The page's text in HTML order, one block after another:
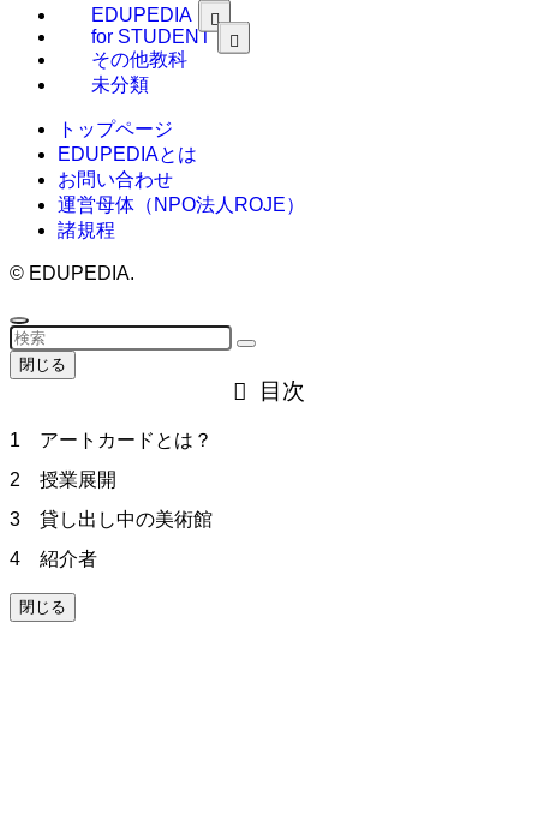
EDUPEDIA
for STUDENT
その他教科
未分類
トップページ
EDUPEDIAとは
お問い合わせ
運営母体（NPO法人ROJE）
諸規程
© EDUPEDIA.
閉じる
目次
1 アートカードとは？
2 授業展開
3 貸し出し中の美術館
4 紹介者
閉じる